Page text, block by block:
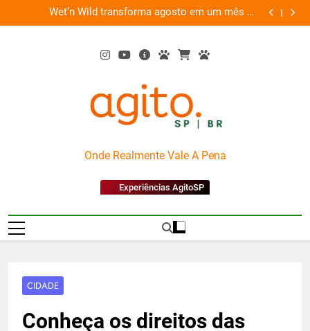
to
Wet’n Wild transforma agosto em um mês de
diversão e conexão
“Led
AgitoSP
Onde Realmente Vale A Pena
Experiências AgitoSP
CIDADE
Conheça os direitos das